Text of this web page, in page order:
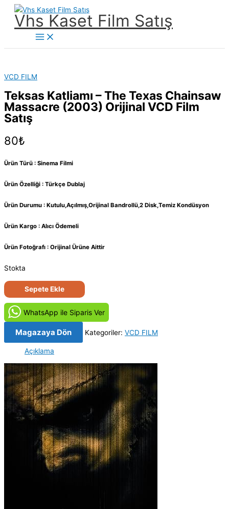
İçeriğe
Vhs Kaset Film Satış
Main
Menu
VCD FILM
Teksas Katliamı – The Texas Chainsaw
Massacre (2003) Orijinal VCD Film
Satış
80₺
Ürün Türü : Sinema Filmi
Ürün Özelliği : Türkçe Dublaj
Ürün Durumu : Kutulu,Açılmış,Orijinal Bandrollü,2 Disk,Temiz Kondüsyon
Ürün Kargo : Alıcı Ödemeli
Ürün Fotoğrafı : Orijinal Ürüne Aittir
Stokta
Teksas
Katliamı
The
Texas
Chainsaw
Massacre
(2003)
Orijinal
VCD
Film
Satış
adet
Sepete Ekle
WhatsApp ile Siparis Ver
Magazaya Dön Kategoriler: VCD FILM
Açıklama